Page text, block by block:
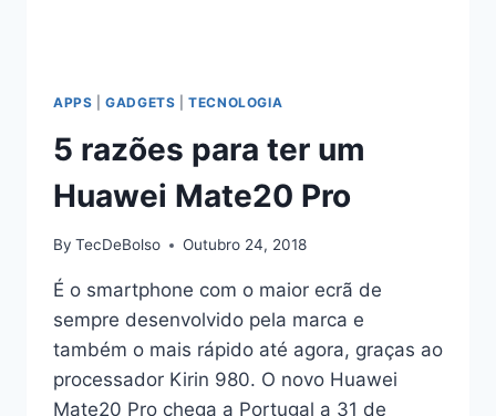
APPS |GADGETS |TECNOLOGIA
5 razões para ter um
Huawei Mate20 Pro
By TecDeBolso Outubro 24, 2018
É o smartphone com o maior ecrã de
sempre desenvolvido pela marca e
também o mais rápido até agora, graças ao
processador Kirin 980. O novo Huawei
Mate20 Pro chega a Portugal a 31 de